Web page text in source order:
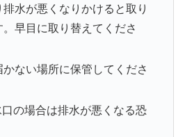
水が悪くなりかけると取り
早目に取り替えてくださ
ない場所に保管してくださ
の場合は排水が悪くなる恐